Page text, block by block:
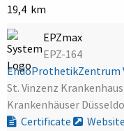
19,4 km
EPZmax
EPZ-164
EndoProthetikZentrum
St. Vinzenz
Krankenhäuser
Certificate
Website